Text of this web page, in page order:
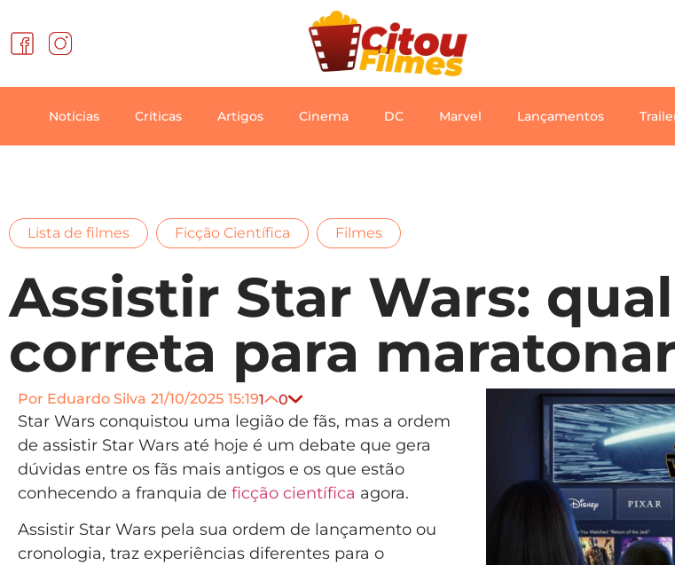
Notícias Críticas Artigos Cinema DC Marvel Lançamentos
Lista de filmes Ficção Científica Filmes
Assistir Star Wars:
correta para
Por Eduardo Silva 21/10/2025 15:19 0
1
Star Wars conquistou uma legião de fãs, mas a ordem
de assistir Star Wars até hoje é um debate que gera
dúvidas entre os fãs mais antigos e os que estão
conhecendo a franquia de ficção científica agora.
Assistir Star Wars pela sua ordem de lançamento ou
cronologia, traz experiências diferentes para o